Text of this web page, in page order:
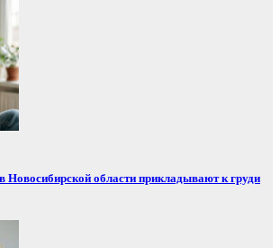
Новосибирской области прикладывают к груди